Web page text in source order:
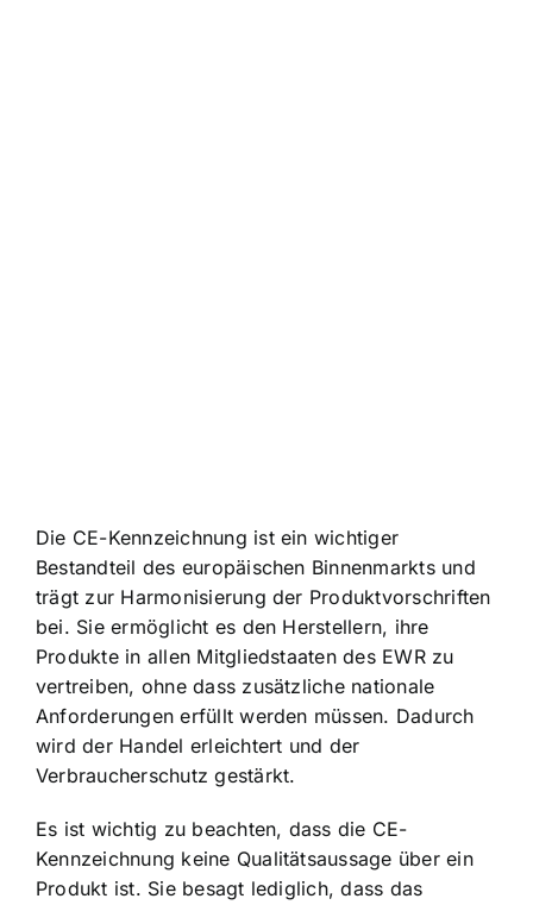
Die CE-Kennzeichnung ist ein wichtiger
Bestandteil des europäischen Binnenmarkts und
trägt zur Harmonisierung der Produktvorschriften
bei. Sie ermöglicht es den Herstellern, ihre
Produkte in allen Mitgliedstaaten des EWR zu
vertreiben, ohne dass zusätzliche nationale
Anforderungen erfüllt werden müssen. Dadurch
wird der Handel erleichtert und der
Verbraucherschutz gestärkt.
Es ist wichtig zu beachten, dass die CE-
Kennzeichnung keine Qualitätsaussage über ein
Produkt ist. Sie besagt lediglich, dass das